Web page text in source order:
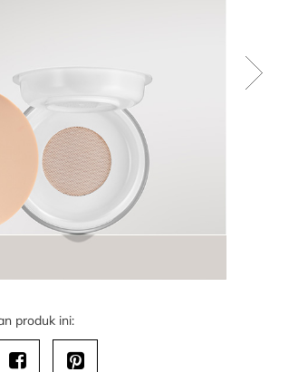
produk ini: